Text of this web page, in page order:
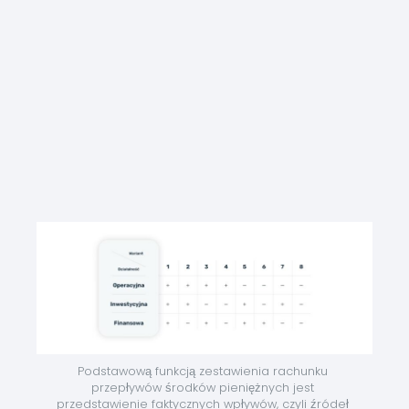
Podstawową funkcją zestawienia rachunku
przepływów środków pieniężnych jest
przedstawienie faktycznych wpływów, czyli źródeł